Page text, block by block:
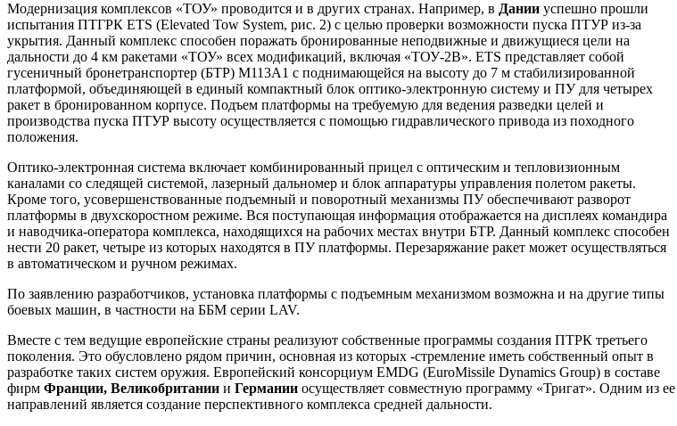
Модернизация комплексов «ТОУ» проводится и в других странах. Например, в Дании успешно прошли
испытания ПТГРК ETS (Elevated Tow System, рис. 2) с целью проверки возможности пуска ПТУР из-за
укрытия. Данный комплекс способен поражать бронированные неподвижные и движущиеся цели на
дальности до 4 км ракетами «ТОУ» всех модификаций, включая «ТОУ-2В». ETS представляет собой
гусеничный бронетранспортер (БТР) М113А1 с поднимающейся на высоту до 7 м стабилизированной
платформой, объединяющей в единый компактный блок оптико-электронную систему и ПУ для четырех
ракет в бронированном корпусе. Подъем платформы на требуемую для ведения разведки целей и
производства пуска ПТУР высоту осуществляется с помощью гидравлического привода из походного
положения.
Оптико-электронная система включает комбинированный прицел с оптическим и тепловизионным
каналами со следящей системой, лазерный дальномер и блок аппаратуры управления полетом ракеты.
Кроме того, усовершенствованные подъемный и поворотный механизмы ПУ обеспечивают разворот
платформы в двухскоростном режиме. Вся поступающая информация отображается на дисплеях командира
и наводчика-оператора комплекса, находящихся на рабочих местах внутри БТР. Данный комплекс способен
нести 20 ракет, четыре из которых находятся в ПУ платформы. Перезаряжание ракет может осуществляться
в автоматическом и ручном режимах.
По заявлению разработчиков, установка платформы с подъемным механизмом возможна и на другие типы
боевых машин, в частности на ББМ серии LAV.
Вместе с тем ведущие европейские страны реализуют собственные программы создания ПТРК третьего
поколения. Это обусловлено рядом причин, основная из которых -стремление иметь собственный опыт в
разработке таких систем оружия. Европейский консорциум EMDG (EuroMissile Dynamics Group) в составе
фирм Франции, Великобритании и Германии осуществляет совместную программу «Тригат». Одним из ее
направлений является создание перспективного комплекса средней дальности.